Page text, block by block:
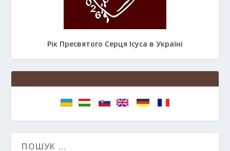
Рік Пресвятого Серця Ісуса в Україні